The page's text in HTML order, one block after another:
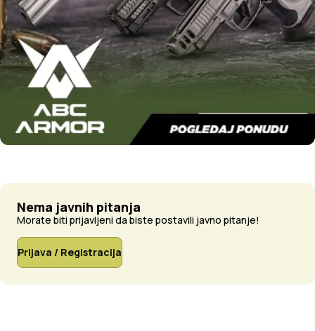
Nema javnih pitanja
Morate biti prijavljeni da biste postavili javno pitanje!
Prijava / Registracija